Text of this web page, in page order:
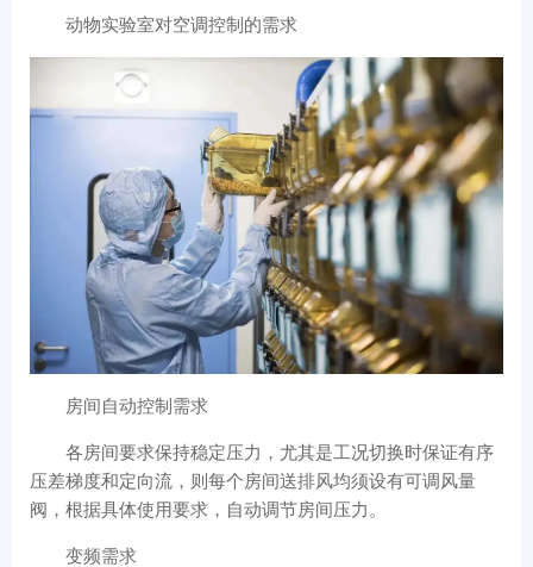
动物实验室对空调控制的需求
房间自动控制需求
各房间要求保持稳定压力，尤其是工况切换时保证有序
压差梯度和定向流，则每个房间送排风均须设有可调风量
阀，根据具体使用要求，自动调节房间压力。
变频需求